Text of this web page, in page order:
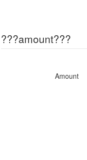
???amount???
Amount